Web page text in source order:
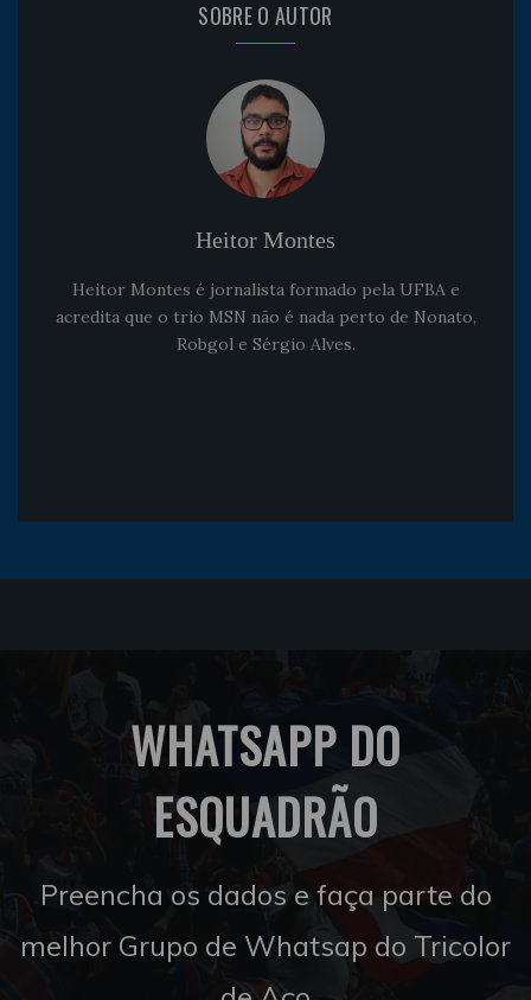
SOBRE O AUTOR
Heitor Montes
Heitor Montes é jornalista formado pela UFBA e
acredita que o trio MSN não é nada perto de Nonato,
Robgol e Sérgio Alves.
WHATSAPP DO
ESQUADRÃO
Preencha os dados e faça parte do
melhor Grupo de Whatsap do Tricolor